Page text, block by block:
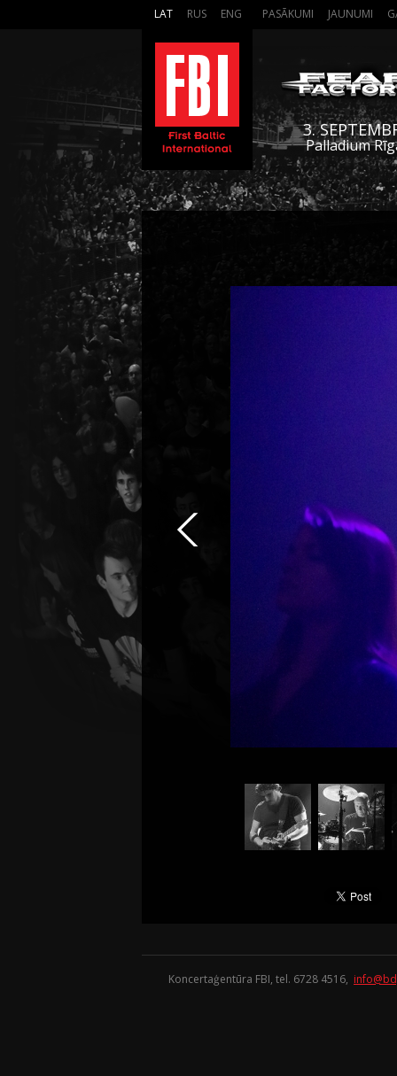
LAT RUS ENG PASĀKUMI JAUNUMI
3.
Palladium
Koncertaģentūra FBI, tel. 6728 4516,